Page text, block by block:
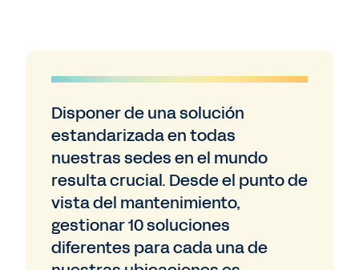
Disponer de una solución
estandarizada en todas
nuestras sedes en el mundo
resulta crucial. Desde el punto de
vista del mantenimiento,
gestionar 10 soluciones
diferentes para cada una de